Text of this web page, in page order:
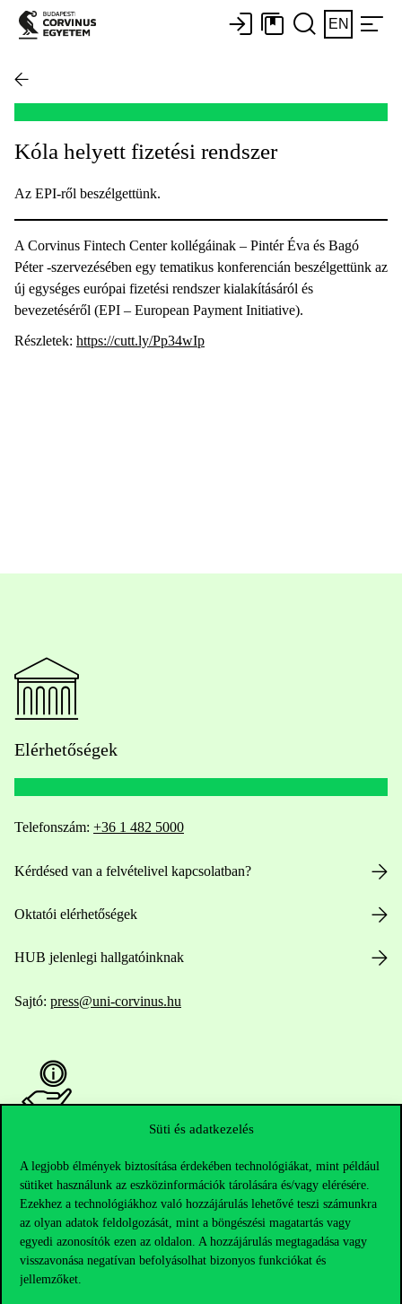
Süti és adatkezelés
A legjobb élmények biztosítása érdekében technológiákat, mint például
sütiket használunk az eszközinformációk tárolására és/vagy elérésére.
Ezekhez a technológiákhoz való hozzájárulás lehetővé teszi számunkra
az olyan adatok feldolgozását, mint a böngészési magatartás vagy
egyedi azonosítók ezen az oldalon. A hozzájárulás megtagadása vagy
visszavonása negatívan befolyásolhat bizonyos funkciókat és
jellemzőket.
EN
Kóla helyett fizetési rendszer
Az EPI-ről beszélgettünk.
A Corvinus Fintech Center kollégáinak – Pintér Éva és Bagó
Péter -szervezésében egy tematikus konferencián beszélgettünk az
új egységes európai fizetési rendszer kialakításáról és
bevezetéséről (EPI – European Payment Initiative).
Részletek: https://cutt.ly/Pp34wIp
Elérhetőségek
Telefonszám: +36 1 482 5000
Kérdésed van a felvételivel kapcsolatban?
Oktatói elérhetőségek
HUB jelenlegi hallgatóinknak
Sajtó: press@uni-corvinus.hu
Nyitvatartás
Házirend